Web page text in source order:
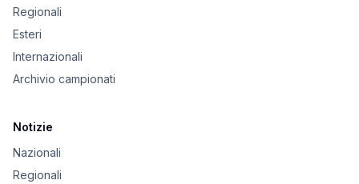
Regionali
Esteri
Internazionali
Archivio campionati
Notizie
Nazionali
Regionali